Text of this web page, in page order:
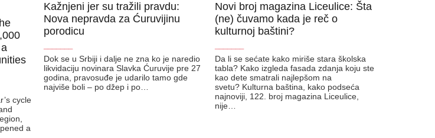
cycle
a
Kažnjeni jer su tražili pravdu:
Nova nepravda za Ćuruvijinu
porodicu
Dok se u Srbiji i dalje ne zna ko je naredio
likvidaciju novinara Slavka Ćuruvije pre 27
godina, pravosuđe je udarilo tamo gde
najviše boli – po džep i po…
Novi broj magazina Liceulice: Šta
(ne) čuvamo kada je reč o
kulturnoj baštini?
Da li se sećate kako miriše stara školska
tabla? Kako izgleda fasada zdanja koju ste
kao dete smatrali najlepšom na
svetu? Kulturna baština, kako podseća
najnoviji, 122. broj magazina Liceulice,
nije…